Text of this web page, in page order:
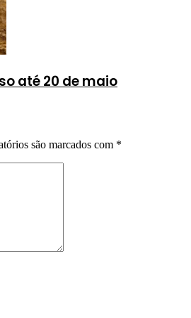
até 20 de maio
são marcados com *